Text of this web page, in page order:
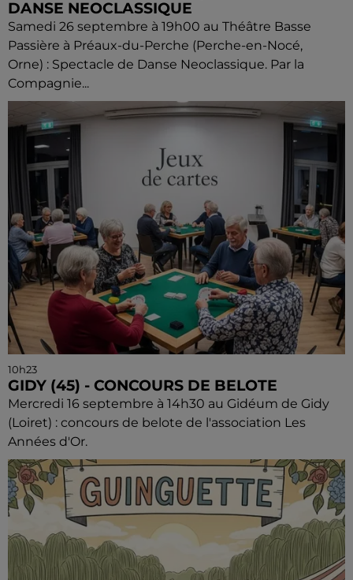
DANSE NEOCLASSIQUE
Samedi 26 septembre à 19h00 au Théâtre Basse
Passière à Préaux-du-Perche (Perche-en-Nocé,
Orne) : Spectacle de Danse Neoclassique. Par la
Compagnie...
10h23
GIDY (45) - CONCOURS DE BELOTE
Mercredi 16 septembre à 14h30 au Gidéum de Gidy
(Loiret) : concours de belote de l'association Les
Années d'Or.